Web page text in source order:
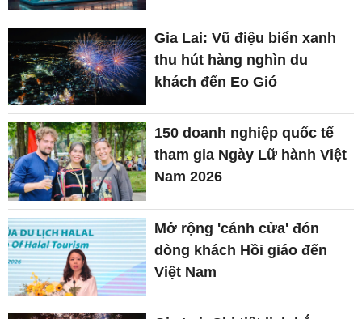
Gia Lai: Vũ điệu biển xanh
thu hút hàng nghìn du
khách đến Eo Gió
150 doanh nghiệp quốc tế
tham gia Ngày Lữ hành Việt
Nam 2026
Mở rộng 'cánh cửa' đón
dòng khách Hồi giáo đến
Việt Nam